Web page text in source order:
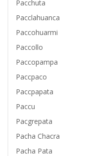
Pacchuta
Pacclahuanca
Paccohuarmi
Paccollo
Paccopampa
Paccpaco
Paccpapata
Paccu
Pacgrepata
Pacha Chacra
Pacha Pata